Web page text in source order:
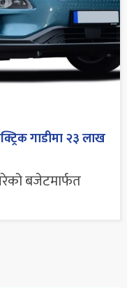
गाडीमा २३ लाख
बजेटमार्फत